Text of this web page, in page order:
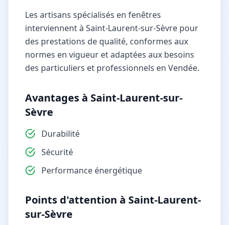
Les artisans spécialisés en fenêtres
interviennent à Saint-Laurent-sur-Sèvre pour
des prestations de qualité, conformes aux
normes en vigueur et adaptées aux besoins
des particuliers et professionnels en Vendée.
Avantages à Saint-Laurent-sur-
Sèvre
Durabilité
Sécurité
Performance énergétique
Points d'attention à Saint-Laurent-
sur-Sèvre